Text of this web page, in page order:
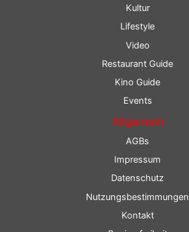
Kultur
Lifestyle
Video
Restaurant Guide
Kino Guide
Events
Allgemein
AGBs
Impressum
Datenschutz
Nutzungsbestimmungen
Kontakt